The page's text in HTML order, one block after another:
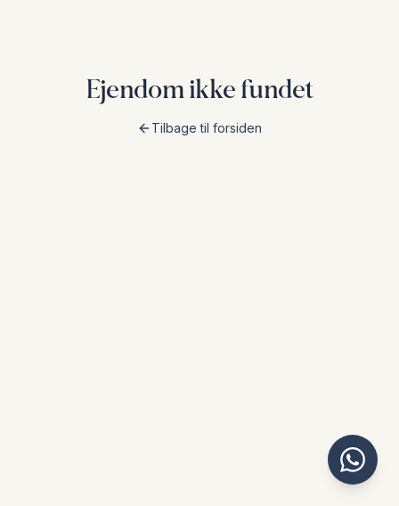
Ejendom ikke fundet
Tilbage til forsiden